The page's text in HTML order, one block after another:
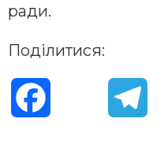
ради.
Поділитися: